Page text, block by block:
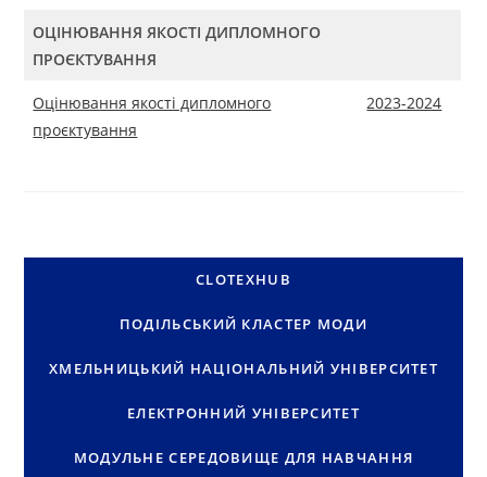
ОЦІНЮВАННЯ ЯКОСТІ ДИПЛОМНОГО
ПРОЄКТУВАННЯ
Оцінювання якості дипломного
проєктування
2023-2024
CLOTEXHUB
ПОДІЛЬСЬКИЙ КЛАСТЕР МОДИ
ХМЕЛЬНИЦЬКИЙ НАЦІОНАЛЬНИЙ УНІВЕРСИТЕТ
ЕЛЕКТРОННИЙ УНІВЕРСИТЕТ
МОДУЛЬНЕ СЕРЕДОВИЩЕ ДЛЯ НАВЧАННЯ